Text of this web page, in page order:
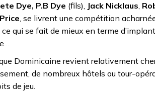
Dye, P.B Dye (fils), Jack Nicklaus,
, se livrent une compétition
qui se fait de mieux en terme
Dominicaine revient relativement
de nombreux hôtels ou tour-
de jeu.